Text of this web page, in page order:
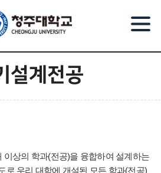
설계전공
이상의 학과(전공)을 융합하여 설계하는
로 우리 대학에 개설된 모든 학과(전공)